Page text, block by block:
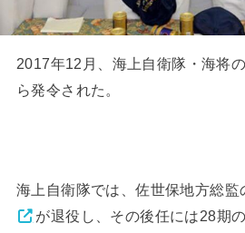
2017年12月、海上自衛隊・海将
ら発令された。
海上自衛隊では、佐世保地方総監
が退役し、その後任には28期